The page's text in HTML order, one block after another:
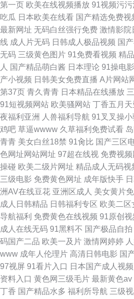
第一页 欧美在线视频播放 91视频污污
吃瓜 日本欧美在线看 国产精选免费视
最新网址 无码白丝强行免费 激情影院
线 成人片无码 日韩成人极品视频 国
无码 三级黄色图片 91免费看视频 精
人 国产精品萌白酱 日本理论 91操电影
产小视频 日韩美女免费直播 A片网站
第37页 青久青青 日本精品在线播放
91短视频网站 欧美骚网站 丁香五月天
夜福利亚洲
人兽福利导航 91叉叉操小
鸡吧 草逼wwww 久草福利免费试看
青青 美女白丝18禁 91肏比 国产三区
色网址网站网址 97超在线视 免费视
操碰 欧美二级片网址 精品成人无码视
三级电影 免费黄色网址 成年版快手
洲AV在线豆花 亚洲区成人 美女黄片
成人日韩精品 日韩福利专区 欧美二区
导航福利 免费黄色在线视频 91原创视
成人在线无码 91黑料不 国产极品自拍
码国产二品 欧美一及片 激情网婷婷
www 成年人伦理片 高清日韩电影 国
97视屏 91看片入口 日本国产成人视频
资料入口 黄色网三级毛片 最新黄色av
丁香 国产精品水多 福利所导航 三级